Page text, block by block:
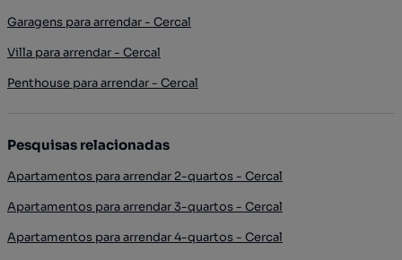
Garagens para arrendar - Cercal
Villa para arrendar - Cercal
Penthouse para arrendar - Cercal
Pesquisas relacionadas
Apartamentos para arrendar 2-quartos - Cercal
Apartamentos para arrendar 3-quartos - Cercal
Apartamentos para arrendar 4-quartos - Cercal